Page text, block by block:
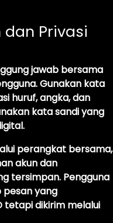
Privasi
jawab bersama
Gunakan kata
huruf, angka, dan
kata sandi yang
perangkat bersama,
akun dan
tersimpan. Pengguna
yang
tetapi dikirim melalui